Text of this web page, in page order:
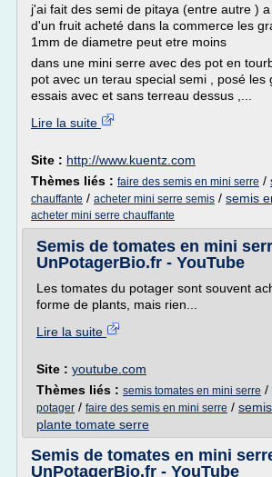
j'ai fait des semi de pitaya (entre autre )
d'un fruit acheté dans la commerce les
1mm de diametre peut etre moins
dans une mini serre avec des pot en
pot avec un terau special semi , posé les
essais avec et sans terreau dessus ,...
Lire la suite
Site : http://www.kuentz.com
Thèmes liés : faire des semis en mini serre /
chauffante / acheter mini serre semis / semis
acheter mini serre chauffante
Semis de tomates en mini
UnPotagerBio.fr - YouTube
Les tomates du potager sont souvent
forme de plants, mais rien...
Lire la suite
Site : youtube.com
Thèmes liés : semis tomates en mini serre /
potager / faire des semis en mini serre /
plante tomate serre
Semis de tomates en mini
UnPotagerBio.fr - YouTube